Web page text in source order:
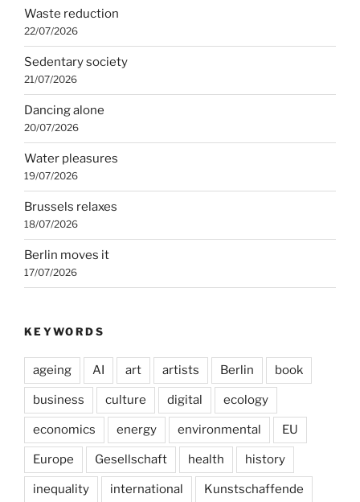
Waste reduction
22/07/2026
Sedentary society
21/07/2026
Dancing alone
20/07/2026
Water pleasures
19/07/2026
Brussels relaxes
18/07/2026
Berlin moves it
17/07/2026
KEYWORDS
ageing AI art artists Berlin book
business culture digital ecology
economics energy environmental EU
Europe Gesellschaft health history
inequality international Kunstschaffende